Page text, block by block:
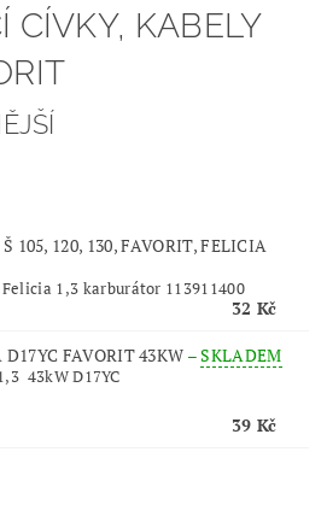
CÍVKY, KABELY
105, 120, 130, FAVORIT, FELICIA
1,3 karburátor 113911400
32 Kč
FAVORIT 43KW –SKLADEM
43kW D17YC
39 Kč